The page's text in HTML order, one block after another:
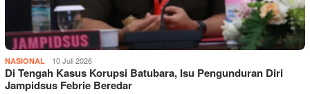
NASIONAL 10 Juli 2026
Di Tengah Kasus Korupsi Batubara, Isu Pengunduran Diri
Jampidsus Febrie Beredar